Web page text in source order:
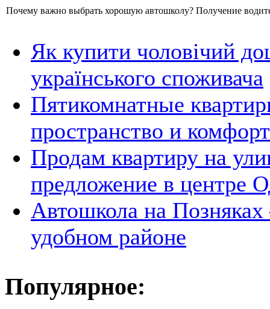
Почему важно выбрать хорошую автошколу? Получение
Як купити чоловічий
українського споживача
Пятикомнатные
пространство и
Продам квартиру на
предложение в центре
Автошкола на Позняках
удобном районе
Популярное: